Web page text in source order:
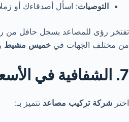
التوصيات: اسأل أصدقاءك أو
تفتخر رؤى للمصاعد بسجل حافل من
من مختلف الجهات في خميس مشيط
7. الشفافية في الأسعار والعقود
اختر شركة تركيب مصاعد تتميز بـ: